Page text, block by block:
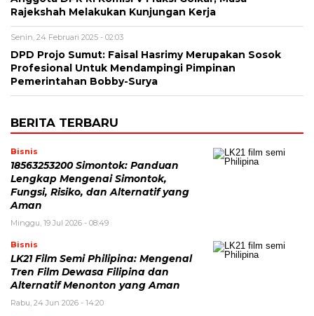
Rajekshah Melakukan Kunjungan Kerja
Senin, 24 Februari 2025 - 02:03
DPD Projo Sumut: Faisal Hasrimy Merupakan Sosok
Profesional Untuk Mendampingi Pimpinan
Pemerintahan Bobby-Surya
BERITA TERBARU
Bisnis
18563253200 Simontok: Panduan
Lengkap Mengenai Simontok,
Fungsi, Risiko, dan Alternatif yang
Aman
Minggu, 19 Jul 2026 - 08:49
Bisnis
LK21 Film Semi Philipina: Mengenal
Tren Film Dewasa Filipina dan
Alternatif Menonton yang Aman
Rabu, 24 Jun 2026 - 14:20